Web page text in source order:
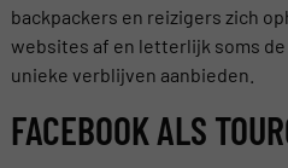
backpackers en reizigers zich
websites af en letterlijk soms
unieke verblijven aanbieden.
FACEBOOK ALS